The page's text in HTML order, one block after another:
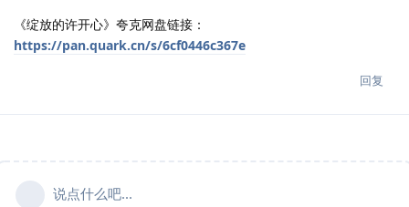
《绽放的许开心》夸克网盘链接：
https://pan.quark.cn/s/6cf0446c367e
回复
说点什么吧...